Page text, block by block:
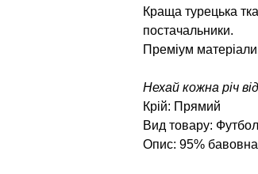
Краща турецька
постачальники.
Преміум
Нехай кожна річ
Крій: Прямий
Вид товару:
Опис: 95%